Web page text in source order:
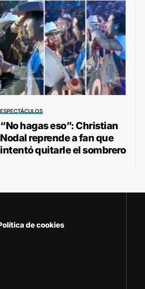
ESPECTÁCULOS
“No hagas eso”: Christian
Nodal reprende a fan que
intentó quitarle el sombrero
de cookies